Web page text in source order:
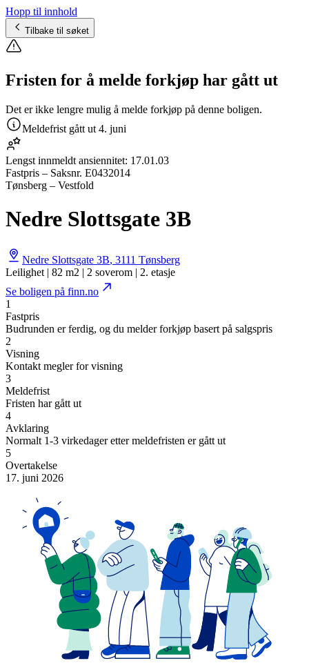
Hopp til innhold
Tilbake til søket
Fristen for å melde forkjøp har gått ut
Det er ikke lengre mulig å melde forkjøp på denne boligen.
Meldefrist gått ut 4. juni
Lengst innmeldt ansiennitet: 17.01.03
Fastpris – Saksnr. E0432014
Tønsberg – Vestfold
Nedre Slottsgate 3B
Nedre Slottsgate 3B, 3111 Tønsberg
Leilighet | 82 m2 | 2 soverom | 2. etasje
Se boligen på finn.no
1
Fastpris
Budrunden er ferdig, og du melder forkjøp basert på salgspris
2
Visning
Kontakt megler for visning
3
Meldefrist
Fristen har gått ut
4
Avklaring
Normalt 1-3 virkedager etter meldefristen er gått ut
5
Overtakelse
17. juni 2026